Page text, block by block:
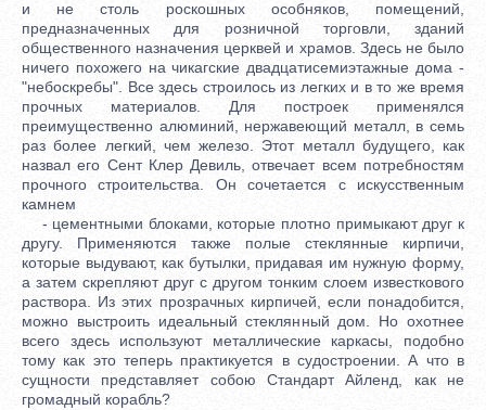
и не столь роскошных особняков, помещений,
предназначенных для розничной торговли, зданий
общественного назначения церквей и храмов. Здесь не было
ничего похожего на чикагские двадцатисемиэтажные дома -
"небоскребы". Все здесь строилось из легких и в то же время
прочных материалов. Для построек применялся
преимущественно алюминий, нержавеющий металл, в семь
раз более легкий, чем железо. Этот металл будущего, как
назвал его Сент Клер Девиль, отвечает всем потребностям
прочного строительства. Он сочетается с искусственным
камнем
- цементными блоками, которые плотно примыкают друг к
другу. Применяются также полые стеклянные кирпичи,
которые выдувают, как бутылки, придавая им нужную форму,
а затем скрепляют друг с другом тонким слоем известкового
раствора. Из этих прозрачных кирпичей, если понадобится,
можно выстроить идеальный стеклянный дом. Но охотнее
всего здесь используют металлические каркасы, подобно
тому как это теперь практикуется в судостроении. А что в
сущности представляет собою Стандарт Айленд, как не
громадный корабль?